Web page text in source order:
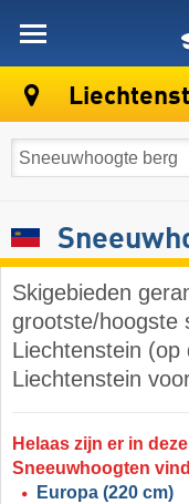
Skigebieden
grootste/hoogste
Liechtenstein (op
Liechtenstein
Helaas zijn er in
Sneeuwhoogten
Europa (220 cm)